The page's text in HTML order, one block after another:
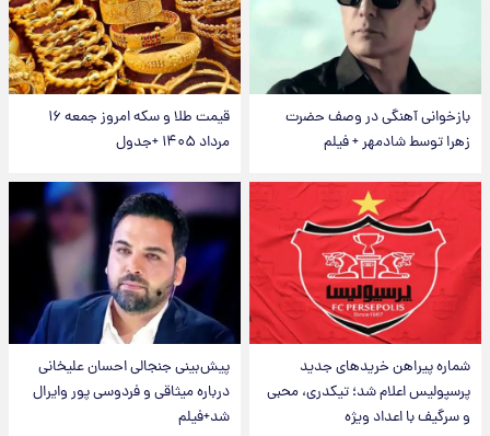
بازخوانی آهنگی در وصف حضرت
زهرا توسط شادمهر + فیلم
قیمت طلا و سکه امروز جمعه ۱۶
مرداد ۱۴۰۵ +جدول
شماره پیراهن خریدهای جدید
پرسپولیس اعلام شد؛ تیکدری، محبی
و سرگیف با اعداد ویژه
پیش‌بینی جنجالی احسان علیخانی
درباره میثاقی و فردوسی پور وایرال
شد+فیلم